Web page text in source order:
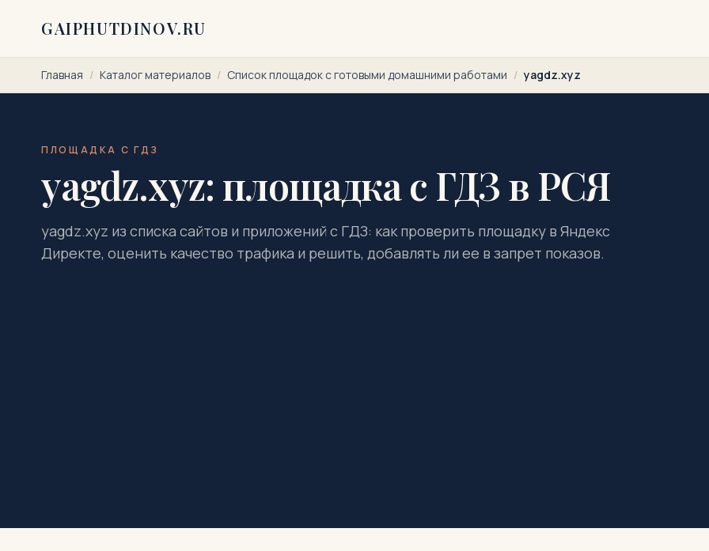
GAIPHUTDINOV.RU
Главная / Каталог материалов / Список площадок с готовыми домашними работами / yagdz.xyz
ПЛОЩАДКА С ГДЗ
yagdz.xyz: площадка с ГДЗ в РСЯ
yagdz.xyz из списка сайтов и приложений с ГДЗ: как проверить площадку в Яндекс
Директе, оценить качество трафика и решить, добавлять ли ее в запрет показов.